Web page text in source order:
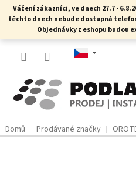
PřejítVážení zákazníci, ve dnech 27.7 -
těchto dnech nebude dostupná
Objednávky z eshopu budou
Domů Prodávané značky